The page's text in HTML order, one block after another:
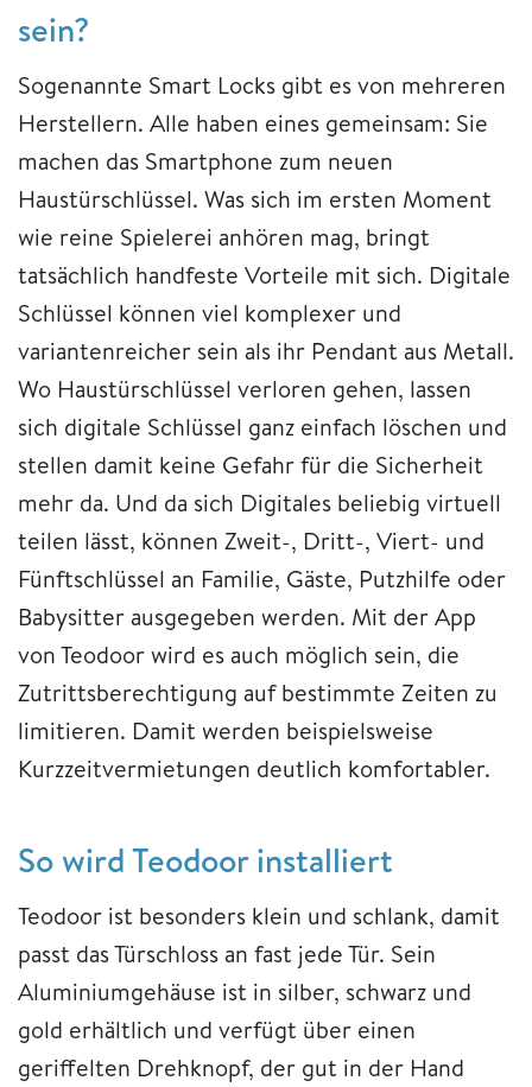
sein?
Sogenannte Smart Locks gibt es von mehreren
Herstellern. Alle haben eines gemeinsam: Sie
machen das Smartphone zum neuen
Haustürschlüssel. Was sich im ersten Moment
wie reine Spielerei anhören mag, bringt
tatsächlich handfeste Vorteile mit sich. Digitale
Schlüssel können viel komplexer und
variantenreicher sein als ihr Pendant aus Metall.
Wo Haustürschlüssel verloren gehen, lassen
sich digitale Schlüssel ganz einfach löschen und
stellen damit keine Gefahr für die Sicherheit
mehr da. Und da sich Digitales beliebig virtuell
teilen lässt, können Zweit-, Dritt-, Viert- und
Fünftschlüssel an Familie, Gäste, Putzhilfe oder
Babysitter ausgegeben werden. Mit der App
von Teodoor wird es auch möglich sein, die
Zutrittsberechtigung auf bestimmte Zeiten zu
limitieren. Damit werden beispielsweise
Kurzzeitvermietungen deutlich komfortabler.
So wird Teodoor installiert
Teodoor ist besonders klein und schlank, damit
passt das Türschloss an fast jede Tür. Sein
Aluminiumgehäuse ist in silber, schwarz und
gold erhältlich und verfügt über einen
geriffelten Drehknopf, der gut in der Hand